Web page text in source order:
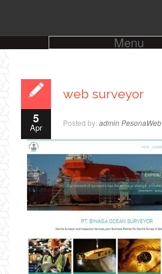
Menu
5
Apr
web surveyor
Posted by: admin PesonaWeb